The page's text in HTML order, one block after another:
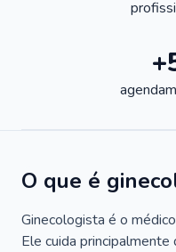
O que é
Ginecologista é o
Ele cuida